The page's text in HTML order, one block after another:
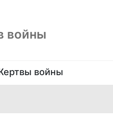
войны
войны